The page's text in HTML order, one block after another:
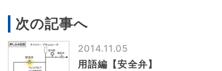
次の記事へ
2014.11.05
用語編【安全弁】